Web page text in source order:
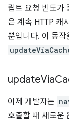
립트 요청 빈도가
은 계속 HTTP 캐
뿐입니다. 이 동작
updateVia
이제 개발자는
호출할 때 새로운